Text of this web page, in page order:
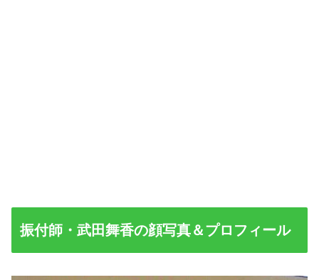
振付師・武田舞香の顔写真＆プロフィール